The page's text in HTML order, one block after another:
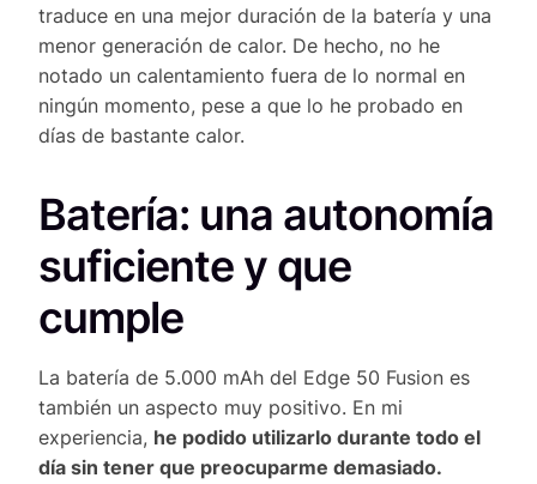
traduce en una mejor duración de la batería y una
menor generación de calor. De hecho, no he
notado un calentamiento fuera de lo normal en
ningún momento, pese a que lo he probado en
días de bastante calor.
Batería: una autonomía
suficiente y que
cumple
La batería de 5.000 mAh del Edge 50 Fusion es
también un aspecto muy positivo. En mi
experiencia, he podido utilizarlo durante todo el
día sin tener que preocuparme demasiado.